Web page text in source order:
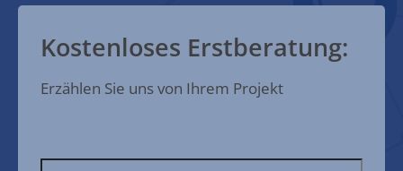
Kostenloses Erstberatung:
Erzählen Sie uns von Ihrem Projekt